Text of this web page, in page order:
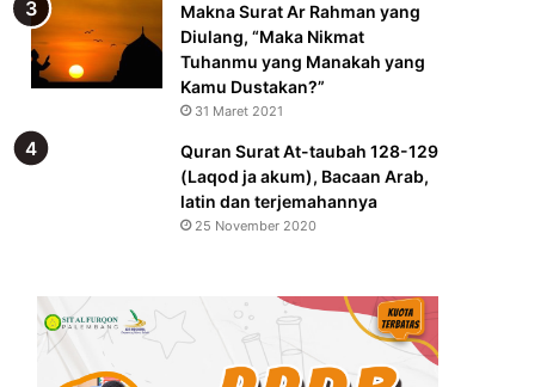
Makna Surat Ar Rahman yang
Diulang, “Maka Nikmat
Tuhanmu yang Manakah yang
Kamu Dustakan?”
31 Maret 2021
Quran Surat At-taubah 128-129
(Laqod ja akum), Bacaan Arab,
latin dan terjemahannya
25 November 2020